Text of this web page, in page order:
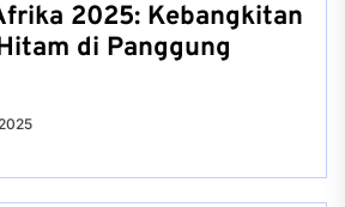
2025: Kebangkitan
di Panggung